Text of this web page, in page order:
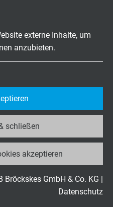
für Website-Analysen.
Daten darüber, wie der
Website nutzt.
Google Analytics
externe Inhalte, um
anzubieten.
akzeptieren
schließen
Bröckskes GmbH & Co. KG |
Datenschutz
Anfrage senden
898-0
Uhr
Uhr